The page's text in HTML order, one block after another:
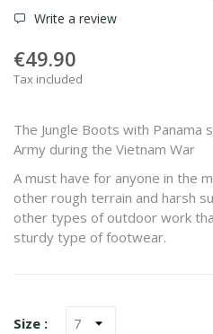
Write a review
€49.90
Tax included
The Jungle Boots with Panama
Army during the Vietnam War
A must have for anyone in the
other rough terrain and harsh
other types of outdoor work
sturdy type of footwear.
Size :